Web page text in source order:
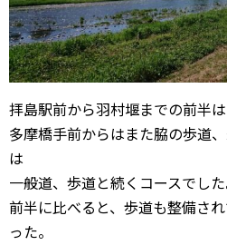
拝島駅前から羽村堰までの前半は
多摩橋手前からはまた脇の歩道
は
一般道、歩道と続くコースでした
前半に比べると、歩道も整備さ
った。